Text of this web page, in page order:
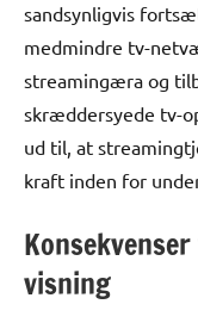
sandsynligvis
medmindre tv-
streamingæra og
skræddersyede tv-
ud til, at
kraft inden for
visning